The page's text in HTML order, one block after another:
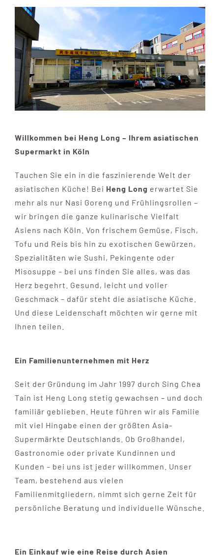
ÜBER UNS
ANFAHRT & KONTAKT
JOBS
Willkommen bei Heng Long – Ihrem asiatischen
Supermarkt in Köln
Tauchen Sie ein in die faszinierende Welt der
asiatischen Küche! Bei Heng Long erwartet Sie
mehr als nur Nasi Goreng und Frühlingsrollen –
wir bringen die ganze kulinarische Vielfalt
Asiens nach Köln. Von frischem Gemüse, Fisch,
Tofu und Reis bis hin zu exotischen Gewürzen,
Spezialitäten wie Sushi, Pekingente oder
Misosuppe – bei uns finden Sie alles, was das
Herz begehrt. Gesund, leicht und voller
Geschmack – dafür steht die asiatische Küche.
Und diese Leidenschaft möchten wir gerne mit
Ihnen teilen.
Ein Familienunternehmen mit Herz
Seit der Gründung im Jahr 1997 durch Sing Chea
Tain ist Heng Long stetig gewachsen – und doch
familiär geblieben. Heute führen wir als Familie
mit viel Hingabe einen der größten Asia-
Supermärkte Deutschlands. Ob Großhandel,
Gastronomie oder private Kundinnen und
Kunden – bei uns ist jeder willkommen. Unser
Team, bestehend aus vielen
Familienmitgliedern, nimmt sich gerne Zeit für
persönliche Beratung und individuelle Wünsche.
Ein Einkauf wie eine Reise durch Asien